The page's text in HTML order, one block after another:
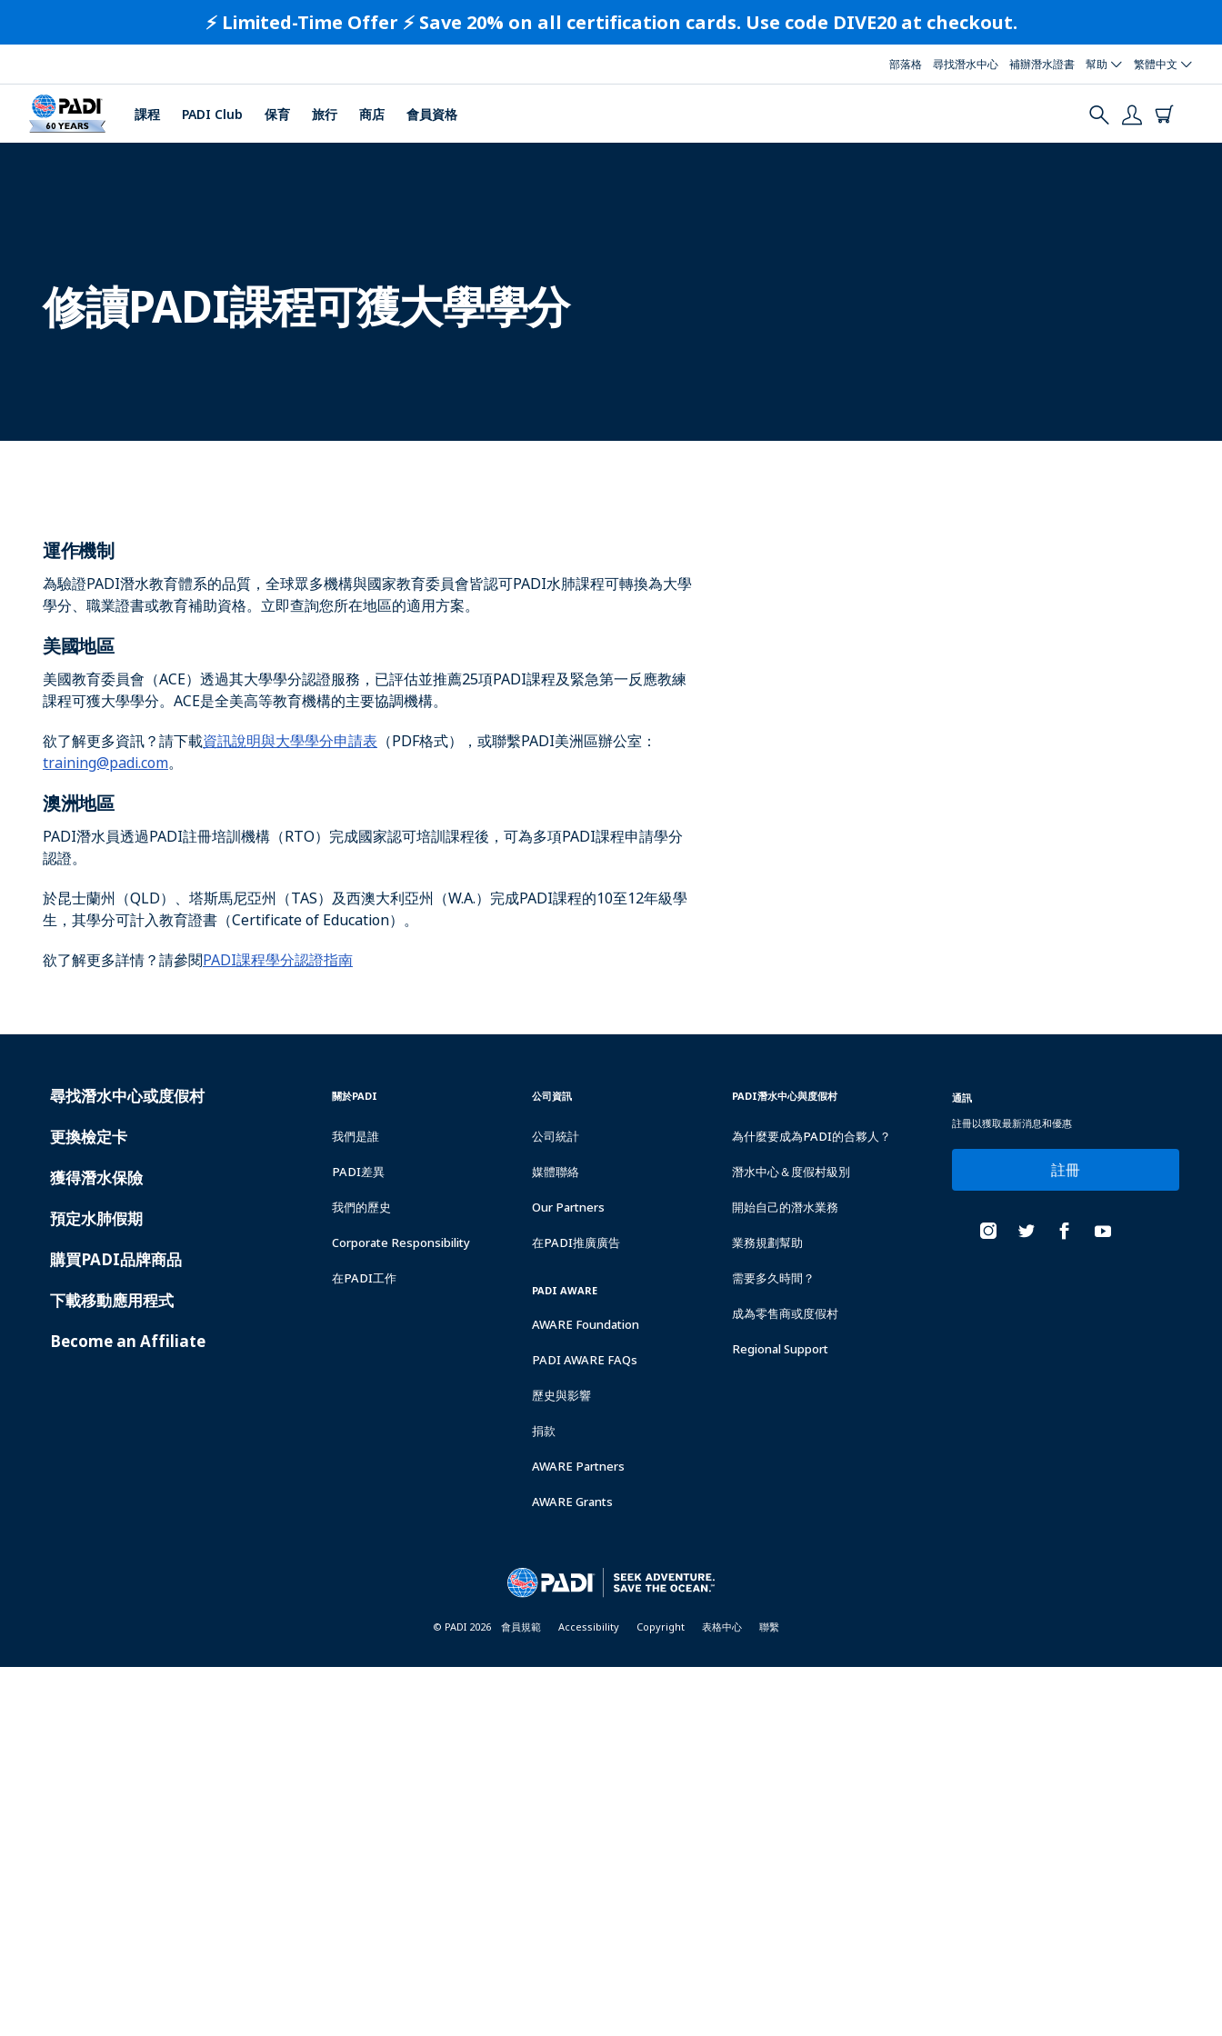
⚡️ Limited-Time Offer ⚡️ Save 20% on all certification cards. Use code DIVE20 at checkout.
部落格 尋找潛水中心 補辦潛水證書 幫助 繁體中文
課程 PADI Club 保育 旅行 商店 會員資格
修讀PADI課程可獲大學學分
運作機制
為驗證PADI潛水教育體系的品質，全球眾多機構與國家教育委員會皆認可PADI水肺課程可轉換為大學
學分、職業證書或教育補助資格。立即查詢您所在地區的適用方案。
美國地區
美國教育委員會（ACE）透過其大學學分認證服務，已評估並推薦25項PADI課程及緊急第一反應教練
課程可獲大學學分。ACE是全美高等教育機構的主要協調機構。
欲了解更多資訊？請下載資訊說明與大學學分申請表 （PDF格式），或聯繫PADI美洲區辦公室：
training@padi.com。
澳洲地區
PADI潛水員透過PADI註冊培訓機構（RTO）完成國家認可培訓課程後，可為多項PADI課程申請學分
認證。
於昆士蘭州（QLD）、塔斯馬尼亞州（TAS）及西澳大利亞州（W.A.）完成PADI課程的10至12年級學
生，其學分可計入教育證書（Certificate of Education）。
欲了解更多詳情？請參閱PADI課程學分認證指南
通訊
註冊以獲取最新消息和優惠
註冊
PADI
尋找潛水中心或度假村
更換檢定卡
獲得潛水保險
預定水肺假期
購買PADI品牌商品
下載移動應用程式
Become an Affiliate
INSIDE
關於PADI
我們是誰
PADI差異
我們的歷史
Corporate Responsibility
在PADI工作
CORPORATE
公司資訊
公司統計
媒體聯絡
Our Partners
在PADI推廣廣告
PADI AWARE
AWARE Foundation
PADI AWARE FAQs
歷史與影響
捐款
AWARE Partners
AWARE Grants
PADI
&
PADI潛水中心與度假村
為什麼要成為PADI的合夥人？
潛水中心＆度假村級別
開始自己的潛水業務
業務規劃幫助
需要多久時間？
成為零售商或度假村
Regional Support
© PADI 2026 會員規範 Accessibility Copyright 表格中心 聯繫